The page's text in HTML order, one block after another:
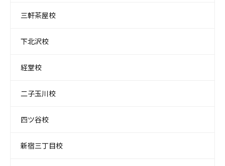
三軒茶屋校
下北沢校
経堂校
二子玉川校
四ツ谷校
新宿三丁目校